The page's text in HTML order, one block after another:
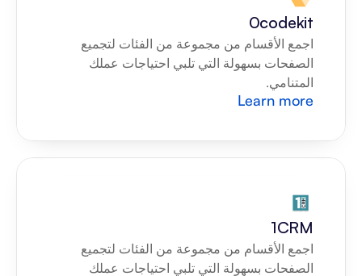
0codekit
المتنامي.
Learn more
1CRM